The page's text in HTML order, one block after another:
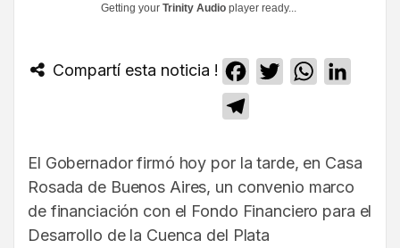
Getting your Trinity Audio player ready...
Compartí esta noticia ! Facebook
TwitterWhatsApp
El Gobernador firmó hoy por la tarde, en Casa
Rosada de Buenos Aires, un convenio marco
de financiación con el Fondo Financiero para el
Desarrollo de la Cuenca del Plata